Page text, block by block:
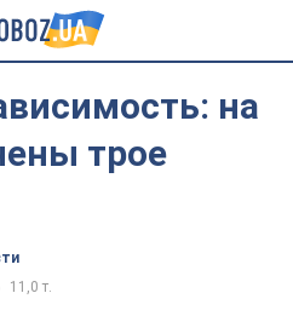
на
трое
11,0 т.